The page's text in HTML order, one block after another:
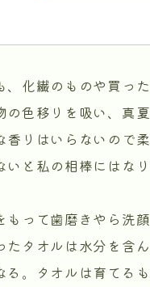
化繊のものや買っ
の色移りを吸い、真
香りはいらないので
いと私の相棒にはな
って歯磨きやら洗
たタオルは水分を含
る。タオルは育てる